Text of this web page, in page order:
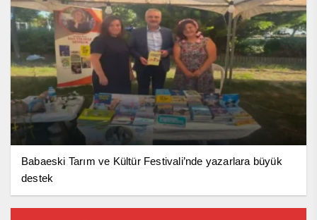
Babaeski Tarım ve Kültür Festivali’nde yazarlara büyük
destek